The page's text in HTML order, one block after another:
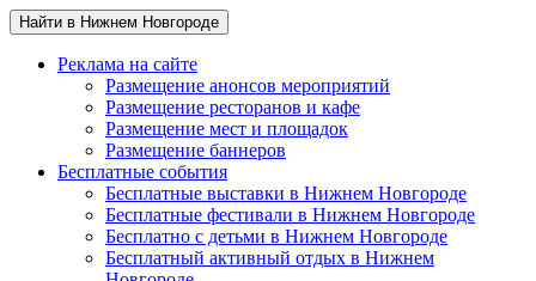
Найти в Нижнем Новгороде
Реклама на сайте
Размещение анонсов мероприятий
Размещение ресторанов и кафе
Размещение мест и площадок
Размещение баннеров
Бесплатные события
Бесплатные выставки в Нижнем Новгороде
Бесплатные фестивали в Нижнем Новгороде
Бесплатно с детьми в Нижнем Новгороде
Бесплатный активный отдых в Нижнем